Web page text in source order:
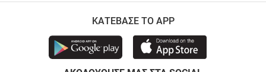
ΚΑΤΕΒΑΣΕ ΤΟ APP